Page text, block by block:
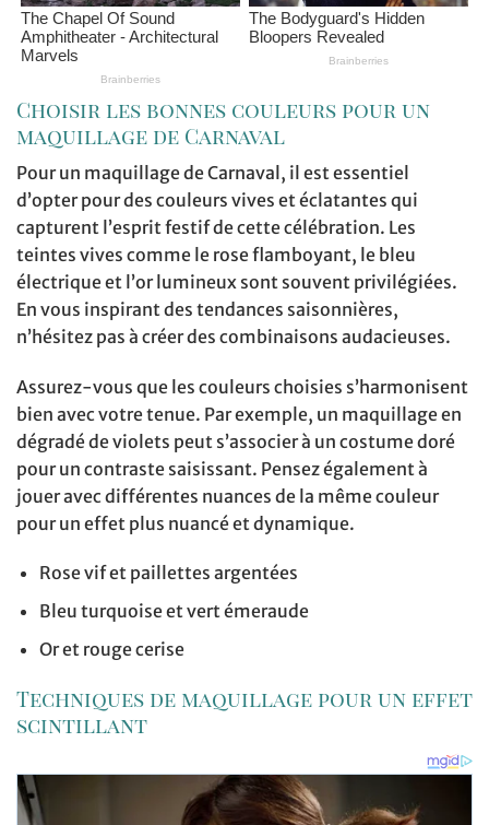
Choisir les bonnes couleurs pour un
maquillage de Carnaval
Pour un maquillage de Carnaval, il est essentiel
d’opter pour des couleurs vives et éclatantes qui
capturent l’esprit festif de cette célébration. Les
teintes vives comme le rose flamboyant, le bleu
électrique et l’or lumineux sont souvent privilégiées.
En vous inspirant des tendances saisonnières,
n’hésitez pas à créer des combinaisons audacieuses.
Assurez-vous que les couleurs choisies s’harmonisent
bien avec votre tenue. Par exemple, un maquillage en
dégradé de violets peut s’associer à un costume doré
pour un contraste saisissant. Pensez également à
jouer avec différentes nuances de la même couleur
pour un effet plus nuancé et dynamique.
Rose vif et paillettes argentées
Bleu turquoise et vert émeraude
Or et rouge cerise
Techniques de maquillage pour un effet
scintillant